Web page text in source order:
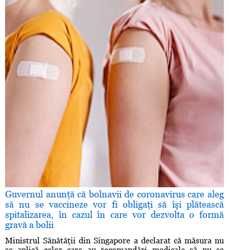
Guvernul anunţă că bolnavii de coronavirus care aleg
să nu se vaccineze vor fi obligaţi să îşi plătească
spitalizarea, în cazul în care vor dezvolta o formă
gravă a bolii
Ministrul Sănătăţii din Singapore a declarat că măsura nu